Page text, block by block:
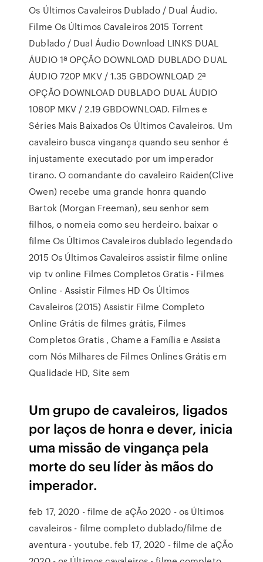
Os Últimos Cavaleiros Dublado / Dual Áudio.
Filme Os Últimos Cavaleiros 2015 Torrent
Dublado / Dual Áudio Download LINKS DUAL
ÁUDIO 1ª OPÇÃO DOWNLOAD DUBLADO DUAL
ÁUDIO 720P MKV / 1.35 GBDOWNLOAD 2ª
OPÇÃO DOWNLOAD DUBLADO DUAL ÁUDIO
1080P MKV / 2.19 GBDOWNLOAD. Filmes e
Séries Mais Baixados Os Últimos Cavaleiros. Um
cavaleiro busca vingança quando seu senhor é
injustamente executado por um imperador
tirano. O comandante do cavaleiro Raiden(Clive
Owen) recebe uma grande honra quando
Bartok (Morgan Freeman), seu senhor sem
filhos, o nomeia como seu herdeiro. baixar o
filme Os Últimos Cavaleiros dublado legendado
2015 Os Últimos Cavaleiros assistir filme online
vip tv online Filmes Completos Gratis - Filmes
Online - Assistir Filmes HD Os Últimos
Cavaleiros (2015) Assistir Filme Completo
Online Grátis de filmes grátis, Filmes
Completos Gratis , Chame a Família e Assista
com Nós Milhares de Filmes Onlines Grátis em
Qualidade HD, Site sem
Um grupo de cavaleiros, ligados
por laços de honra e dever, inicia
uma missão de vingança pela
morte do seu líder às mãos do
imperador.
feb 17, 2020 - filme de aÇÃo 2020 - os Últimos
cavaleiros - filme completo dublado/filme de
aventura - youtube. feb 17, 2020 - filme de aÇÃo